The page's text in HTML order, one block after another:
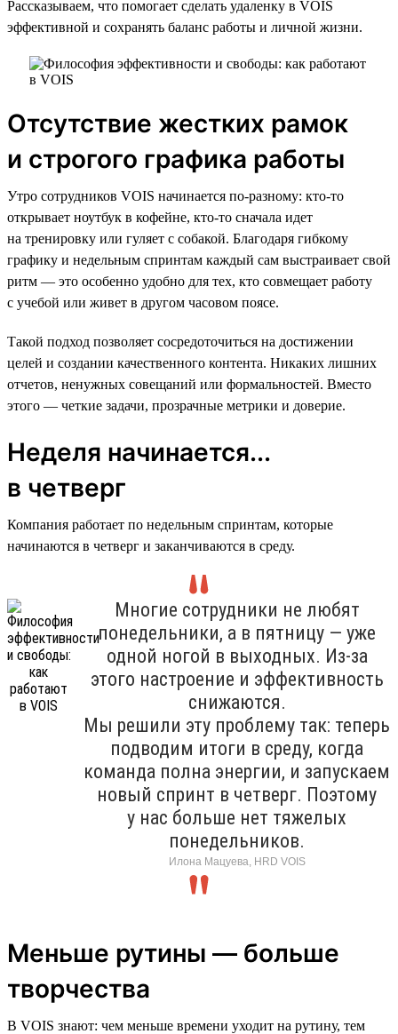
Рассказываем, что помогает сделать удаленку в VOIS
эффективной и сохранять баланс работы и личной жизни.
Отсутствие жестких рамок
и строгого графика работы
Утро сотрудников VOIS начинается по-разному: кто-то
открывает ноутбук в кофейне, кто-то сначала идет
на тренировку или гуляет с собакой. Благодаря гибкому
графику и недельным спринтам каждый сам выстраивает свой
ритм — это особенно удобно для тех, кто совмещает работу
с учебой или живет в другом часовом поясе.
Такой подход позволяет сосредоточиться на достижении
целей и создании качественного контента. Никаких лишних
отчетов, ненужных совещаний или формальностей. Вместо
этого — четкие задачи, прозрачные метрики и доверие.
Неделя начинается...
в четверг
Компания работает по недельным спринтам, которые
начинаются в четверг и заканчиваются в среду.
Многие сотрудники не любят
понедельники, а в пятницу — уже
одной ногой в выходных. Из-за
этого настроение и эффективность
снижаются.
Мы решили эту проблему так: теперь
подводим итоги в среду, когда
команда полна энергии, и запускаем
новый спринт в четверг. Поэтому
у нас больше нет тяжелых
понедельников.
Илона Мацуева, HRD VOIS
Меньше рутины — больше
творчества
В VOIS знают: чем меньше времени уходит на рутину, тем